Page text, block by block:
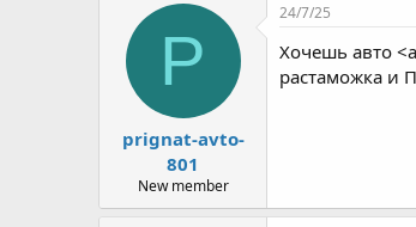
P
prignat-avto-
801
New member
24/7/25
Хочешь авто
растаможка и